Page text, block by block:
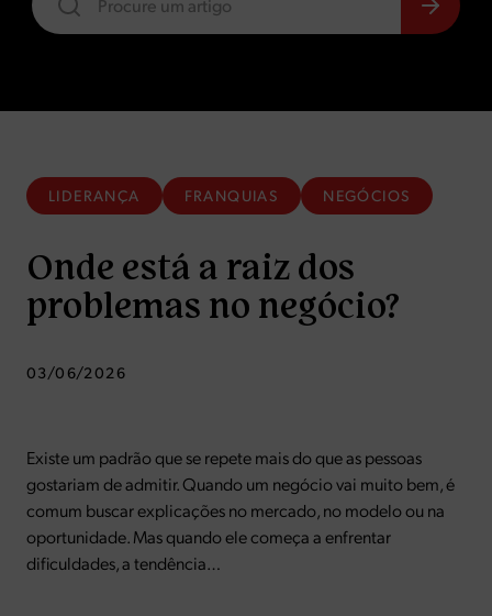
LIDERANÇA FRANQUIAS NEGÓCIOS
Onde está a raiz dos
problemas no negócio?
03/06/2026
Existe um padrão que se repete mais do que as pessoas
gostariam de admitir. Quando um negócio vai muito bem, é
comum buscar explicações no mercado, no modelo ou na
oportunidade. Mas quando ele começa a enfrentar
dificuldades, a tendência…